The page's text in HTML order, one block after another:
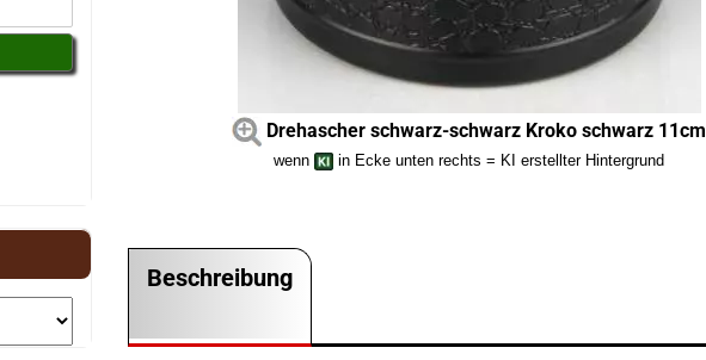
Drehascher schwarz-schwarz Kroko schwarz 11cm
wenn in Ecke unten rechts = KI erstellter Hintergrund
Beschreibung